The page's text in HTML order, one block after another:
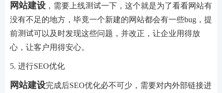
网站建设 ，需要上线测试一下，这个就是为了看看网站有
没有不足的地方，毕竟一个新建的网站都会有一些bug，提
前测试可以及时发现这些问题，并改正，让企业用得放
心，让客户用得安心。
5. 进行SEO优化
网站建设完成后SEO优化必不可少，需要对内外部链接进